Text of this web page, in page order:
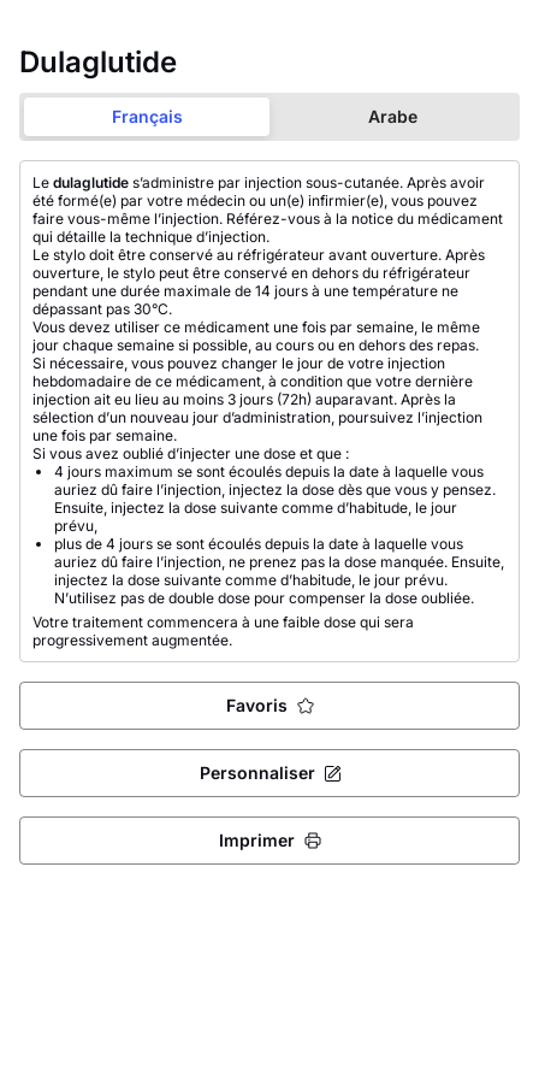
Dulaglutide
Français Arabe
Le dulaglutide s’administre par injection sous-cutanée. Après avoir
été formé(e) par votre médecin ou un(e) infirmier(e), vous pouvez
faire vous-même l’injection. Référez-vous à la notice du médicament
qui détaille la technique d’injection.
Le stylo doit être conservé au réfrigérateur avant ouverture. Après
ouverture, le stylo peut être conservé en dehors du réfrigérateur
pendant une durée maximale de 14 jours à une température ne
dépassant pas 30°C.
Vous devez utiliser ce médicament une fois par semaine, le même
jour chaque semaine si possible, au cours ou en dehors des repas.
Si nécessaire, vous pouvez changer le jour de votre injection
hebdomadaire de ce médicament, à condition que votre dernière
injection ait eu lieu au moins 3 jours (72h) auparavant. Après la
sélection d’un nouveau jour d’administration, poursuivez l’injection
une fois par semaine.
Si vous avez oublié d’injecter une dose et que :
4 jours maximum se sont écoulés depuis la date à laquelle vous
auriez dû faire l’injection, injectez la dose dès que vous y pensez.
Ensuite, injectez la dose suivante comme d’habitude, le jour
prévu,
plus de 4 jours se sont écoulés depuis la date à laquelle vous
auriez dû faire l’injection, ne prenez pas la dose manquée. Ensuite,
injectez la dose suivante comme d’habitude, le jour prévu.
N’utilisez pas de double dose pour compenser la dose oubliée.
Votre traitement commencera à une faible dose qui sera
progressivement augmentée.
Favoris
Personnaliser
Imprimer